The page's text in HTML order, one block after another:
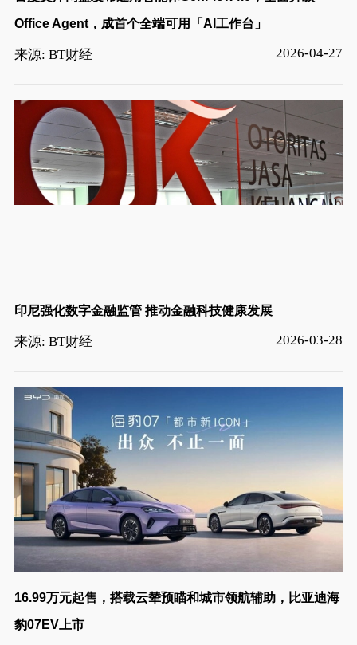
Office Agent，成首个全端可用「AI工作台」
来源: BT财经 2026-04-27
印尼强化数字金融监管 推动金融科技健康发展
来源: BT财经 2026-03-28
16.99万元起售，搭载云辇预瞄和城市领航辅助，比亚迪海
豹07EV上市